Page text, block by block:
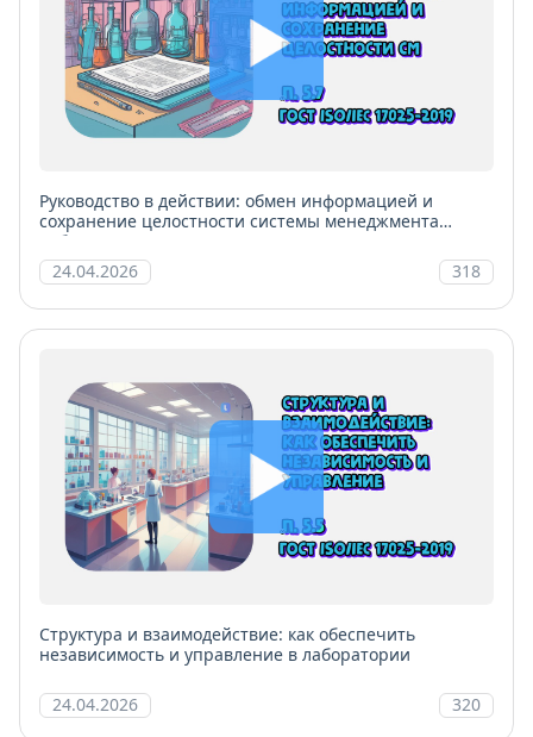
Руководство в действии: обмен информацией и
сохранение целостности системы менеджмента
лаборатории
24.04.2026
318
Структура и взаимодействие: как обеспечить
независимость и управление в лаборатории
24.04.2026 320